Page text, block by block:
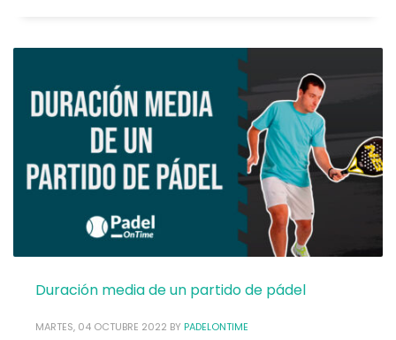
Promociones
Sobre el pádel
Duración media de un partido de pádel
MARTES, 04 OCTUBRE 2022 BY PADELONTIME